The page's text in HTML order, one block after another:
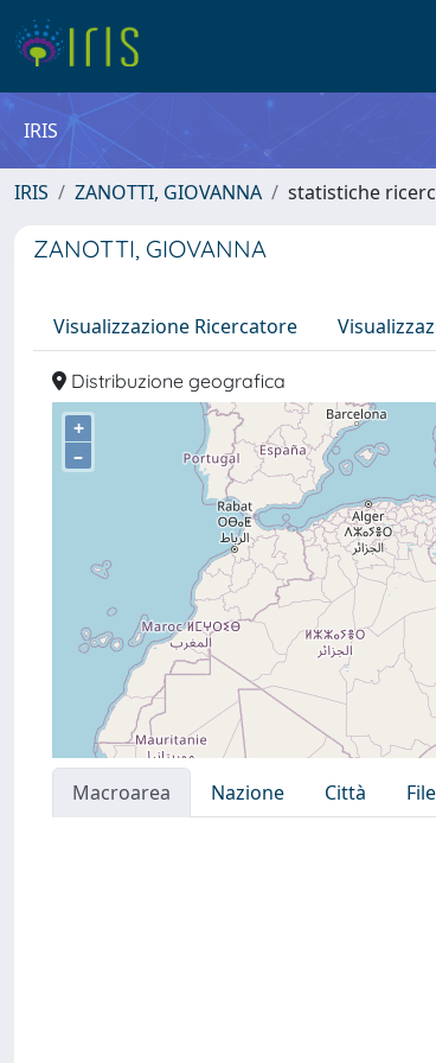
IRIS
IRIS ZANOTTI, GIOVANNA statistiche
ZANOTTI, GIOVANNA
Visualizzazione Ricercatore
Distribuzione geografica
+
–
Macroarea Nazione Città File